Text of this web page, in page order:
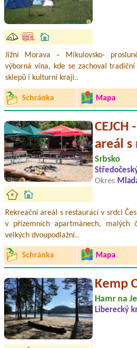
Jižní Morava – Mikulovsko-
výborná vína, kde se zachoval
sklepů i kulturní kraji..
Schránka Mapa
areál s
Srbsko
Okres
Rekreační areál s restaurací v srdci
v přízemních apartmánech, malých
velkých dvoupodlažní..
Schránka Mapa
Kemp
Hamr na
Liberecký